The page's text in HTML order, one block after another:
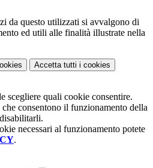
da questo utilizzati si avvalgono di
ed utili alle finalità illustrate nella
Accetta tutti i cookies
scegliere quali cookie consentire.
consentono il funzionamento della
necessari al funzionamento potete
.